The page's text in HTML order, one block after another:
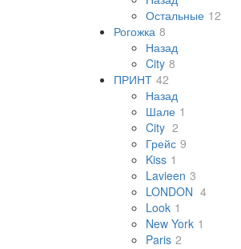
Остальные 12
Рогожка 8
Назад
City 8
ПРИНТ 42
Назад
Шале 1
City 2
Грейс 9
Kiss 1
Lavieen 3
LONDON 4
Look 1
New York 1
Paris 2